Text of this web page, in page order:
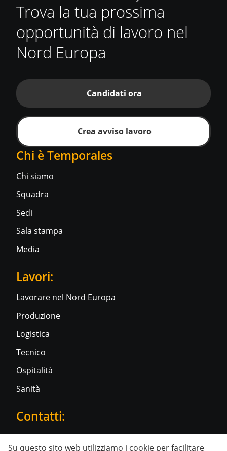
Trova la tua prossima
opportunità di lavoro nel
Nord Europa
Candidati ora
Crea avviso lavoro
Chi è Temporales
Chi siamo
Squadra
Sedi
Sala stampa
Media
Lavori:
Lavorare nel Nord Europa
Produzione
Logistica
Tecnico
Ospitalità
Sanità
Contatti:
Contattaci
Su questo sito web utilizziamo i cookie per facilitare